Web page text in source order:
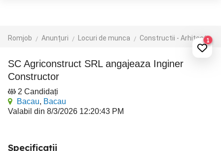
Romjob Anunțuri Locuri de munca Constructii - Arhitectura - Design1
SC Agriconstruct SRL angajeaza Inginer
Constructor
2 Candidați
Bacau, Bacau
Valabil din 8/3/2026 12:20:43 PM
Specificații